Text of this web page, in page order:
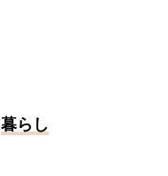
暮らし